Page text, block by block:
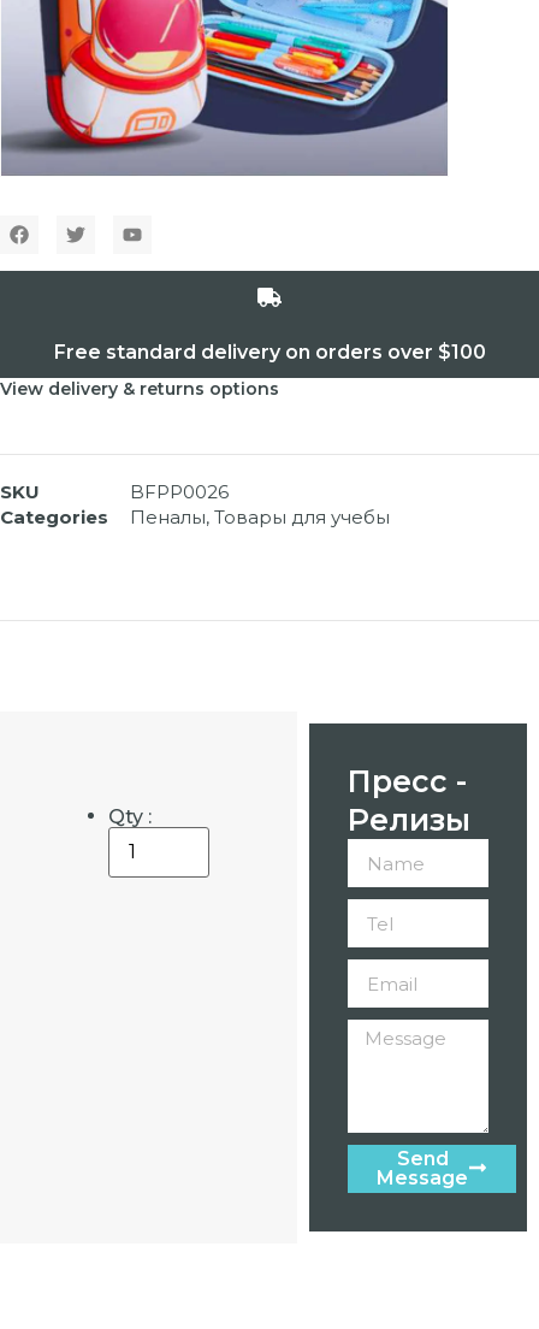
Free standard delivery on orders over $100
View delivery & returns options
SKU
BFPP0026
Categories
Пеналы, Товары для учебы
Qty :
Пресс -
Релизы
Send
Message